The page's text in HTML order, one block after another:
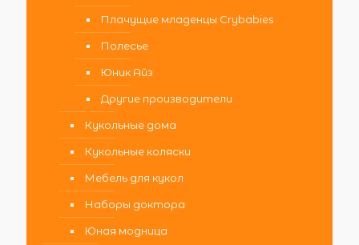
Плачущие младенцы Crybabies
Полесье
Юник Айз
Другие производители
Кукольные дома
Кукольные коляски
Мебель для кукол
Наборы доктора
Юная модница